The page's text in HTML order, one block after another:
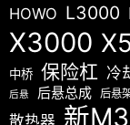
HOWO L3000
X3000
中桥 保险杠 冷
后悬 后悬总成 后悬
散热器 新